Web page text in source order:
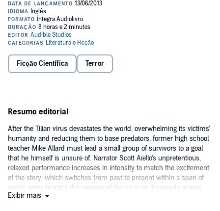
©2011 , 2013 Tom Calen (P)2013 Audible, Inc.
Ficção Científica Terror
Resumo editorial
After the Tilian virus devastates the world, overwhelming its victims'
humanity and reducing them to base predators, former high school
teacher Mike Allard must lead a small group of survivors to a goal
that he himself is unsure of. Narrator Scott Aiello's unpretentious,
relaxed performance increases in intensity to match the excitement
of the story, which switches from past to present within a span of
seven years to track the ravages of the virus as it spreads across
the world. Aiello begins with the bemusement that accompanies the
Exibir mais